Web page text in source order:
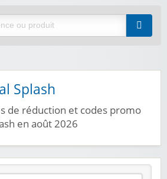
Splash
de réduction et codes promo
en août 2026